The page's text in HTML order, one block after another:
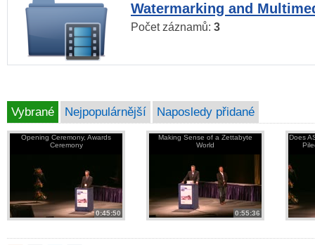
Watermarking and
Počet záznamů: 3
Vybrané Nejpopulárnější Naposledy přidané
Opening Ceremony, Awards
Ceremony
0:45:50
Making Sense of a Zettabyte
World
0:55:36
Does